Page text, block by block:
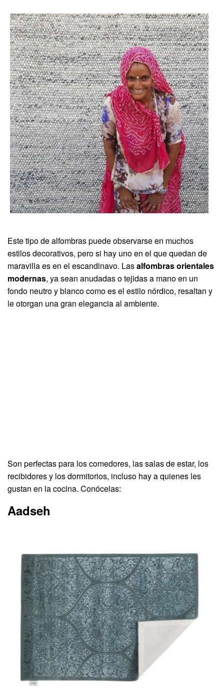
Este tipo de alfombras puede observarse en muchos
estilos decorativos, pero si hay uno en el que quedan de
maravilla es en el escandinavo. Lasalfombras orientales
modernas, ya sean anudadas o tejidas a mano en un
fondo neutro y blanco como es el estilo nórdico, resaltan y
le otorgan una gran elegancia al ambiente.
Son perfectas para los comedores, las salas de estar, los
recibidores y los dormitorios, incluso hay a quienes les
gustan en la cocina. Conócelas:
Aadseh